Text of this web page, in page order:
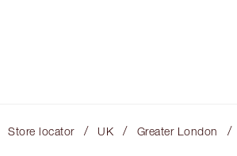
Store locator / UK / Greater London /